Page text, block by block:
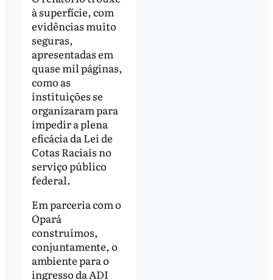
à superfície, com
evidências muito
seguras,
apresentadas em
quase mil páginas,
como as
instituições se
organizaram para
impedir a plena
eficácia da Lei de
Cotas Raciais no
serviço público
federal.
Em parceria com o
Opará
construímos,
conjuntamente, o
ambiente para o
ingresso da ADI